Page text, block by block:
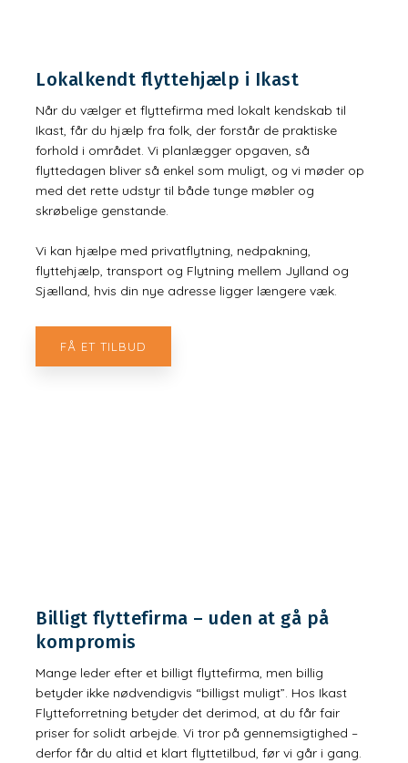
Lokalkendt flyttehjælp i Ikast
Når du vælger et flyttefirma med lokalt kendskab til
Ikast, får du hjælp fra folk, der forstår de praktiske
forhold i området. Vi planlægger opgaven, så
flyttedagen bliver så enkel som muligt, og vi møder op
med det rette udstyr til både tunge møbler og
skrøbelige genstande.
Vi kan hjælpe med privatflytning, nedpakning,
flyttehjælp, transport og Flytning mellem Jylland og
Sjælland, hvis din nye adresse ligger længere væk.
FÅ ET TILBUD
Billigt flyttefirma – uden at gå på
kompromis
Mange leder efter et billigt flyttefirma, men billig
betyder ikke nødvendigvis “billigst muligt”. Hos Ikast
Flytteforretning betyder det derimod, at du får fair
priser for solidt arbejde. Vi tror på gennemsigtighed –
derfor får du altid et klart flyttetilbud, før vi går i gang.